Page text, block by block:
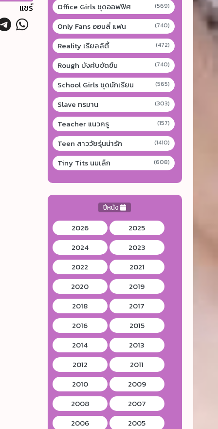
แชร์ Office Girls ชุดออฟฟิศ (569)
Only Fans ออนลี่ แฟน (740)
Reality เรียลลิตี้ (472)
Rough บังคับขัดขืน (740)
School Girls ชุดนักเรียน (565)
Slave ทรมาน (303)
Teacher แนวครู (157)
Teen สาววัยรุ่นน่ารัก (1410)
Tiny Tits นมเล็ก (608)
ปีหนัง
2026
2025
2024
2023
2022
2021
2020
2019
2018
2017
2016
2015
2014
2013
2012
2011
2010
2009
2008
2007
2006
2005